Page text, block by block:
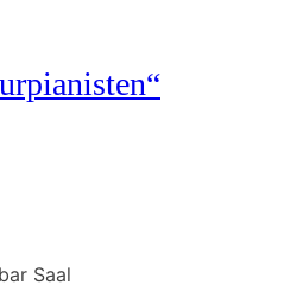
Saal